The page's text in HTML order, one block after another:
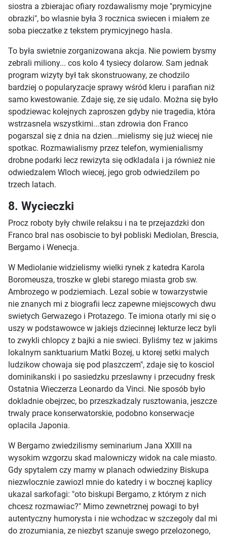
siostra a zbierajac ofiary rozdawalismy moje "prymicyjne
obrazki", bo wlasnie była 3 rocznica swiecen i miałem ze
soba pieczatke z tekstem prymicyjnego hasla.
To była swietnie zorganizowana akcja. Nie powiem bysmy
zebrali miliony... cos kolo 4 tysiecy dolarow. Sam jednak
program wizyty był tak skonstruowany, ze chodzilo
bardziej o popularyzacje sprawy wśród kleru i parafian niż
samo kwestowanie. Zdaje się, ze się udalo. Można się było
spodziewac kolejnych zaproszen gdyby nie tragedia, która
wstrzasnela wszystkimi...stan zdrowia don Franco
pogarszal się z dnia na dzien...mielismy się już wiecej nie
spotkac. Rozmawialismy przez telefon, wymienialismy
drobne podarki lecz rewizyta się odkladala i ja również nie
odwiedzalem Wloch wiecej, jego grob odwiedzilem po
trzech latach.
8. Wycieczki
Procz roboty były chwile relaksu i na te przejazdzki don
Franco bral nas osobiscie to był pobliski Mediolan, Brescia,
Bergamo i Wenecja.
W Mediolanie widzielismy wielki rynek z katedra Karola
Boromeusza, troszke w glebi starego miasta grob sw.
Ambrozego w podziemiach. Lezal sobie w towarzystwie
nie znanych mi z biografii lecz zapewne miejscowych dwu
swietych Gerwazego i Protazego. Te imiona otarly mi się o
uszy w podstawowce w jakiejs dziecinnej lekturze lecz byli
to zwykli chlopcy z bajki a nie swieci. Byliśmy tez w jakims
lokalnym sanktuarium Matki Bozej, u ktorej setki malych
ludzikow chowaja się pod plaszczem", zdaje się to kosciol
dominikanski i po sasiedzku przeslawny i przecudny fresk
Ostatnia Wieczerza Leonardo da Vinci. Nie sposób było
dokladnie obejrzec, bo przeszkadzaly rusztowania, jeszcze
trwaly prace konserwatorskie, podobno konserwacje
oplacila Japonia.
W Bergamo zwiedzilismy seminarium Jana XXIII na
wysokim wzgorzu skad malowniczy widok na cale miasto.
Gdy spytalem czy mamy w planach odwiedziny Biskupa
niezwlocznie zawiozl mnie do katedry i w bocznej kaplicy
ukazal sarkofagi: "oto biskupi Bergamo, z którym z nich
chcesz rozmawiac?" Mimo zewnetrznej powagi to był
autentyczny humorysta i nie wchodzac w szczegoly dal mi
do zrozumiania, ze niezbyt szanuje swego przelozonego,